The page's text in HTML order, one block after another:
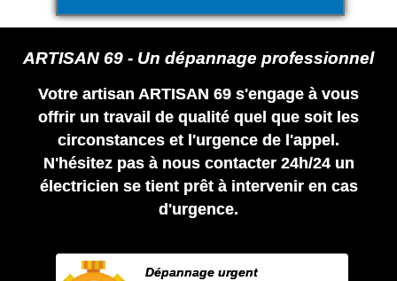
ARTISAN 69 - Un dépannage professionnel
Votre artisan ARTISAN 69 s'engage à vous
offrir un travail de qualité quel que soit les
circonstances et l'urgence de l'appel.
N'hésitez pas à nous contacter 24h/24 un
électricien se tient prêt à intervenir en cas
d'urgence.
Dépannage urgent